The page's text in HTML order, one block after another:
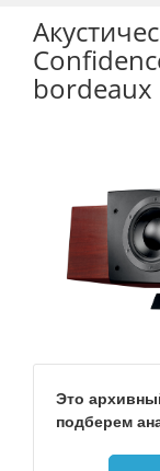
bordeaux
Это
подберем